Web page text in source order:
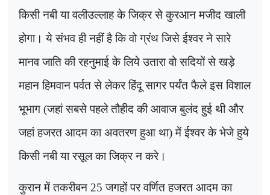
किसी नबी या वलीउल्लाह के जिक्र से कुरआन मजीद खाली
होगा। ये संभव ही नहीं है कि वो ग्रंथ जिसे ईश्वर ने सारे
मानव जाति की रहनुमाई के लिये उतारा वो सदियों से खड़े
महान हिमवान पर्वत से लेकर हिंदू सागर पर्यंत फैले इस विशाल
भूभाग (जहां सबसे पहले तौहीद की आवाज बुलंद हुई थी और
जहां हजरत आदम का अवतरण हुआ था) में ईश्वर के भेजे हुये
किसी नबी या रसूल का जिक्र न करे।
कुरान में तकरीबन 25 जगहों पर वर्णित हजरत आदम का